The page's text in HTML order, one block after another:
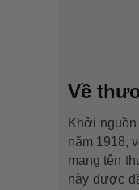
Về
Khởi
năm 1918,
mang tên
này được